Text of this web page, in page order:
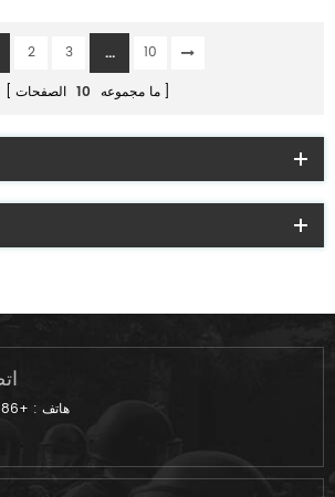
2 3 ...
10
ما مجموعه 10 الصفحات
هاتف : +86-18924157220